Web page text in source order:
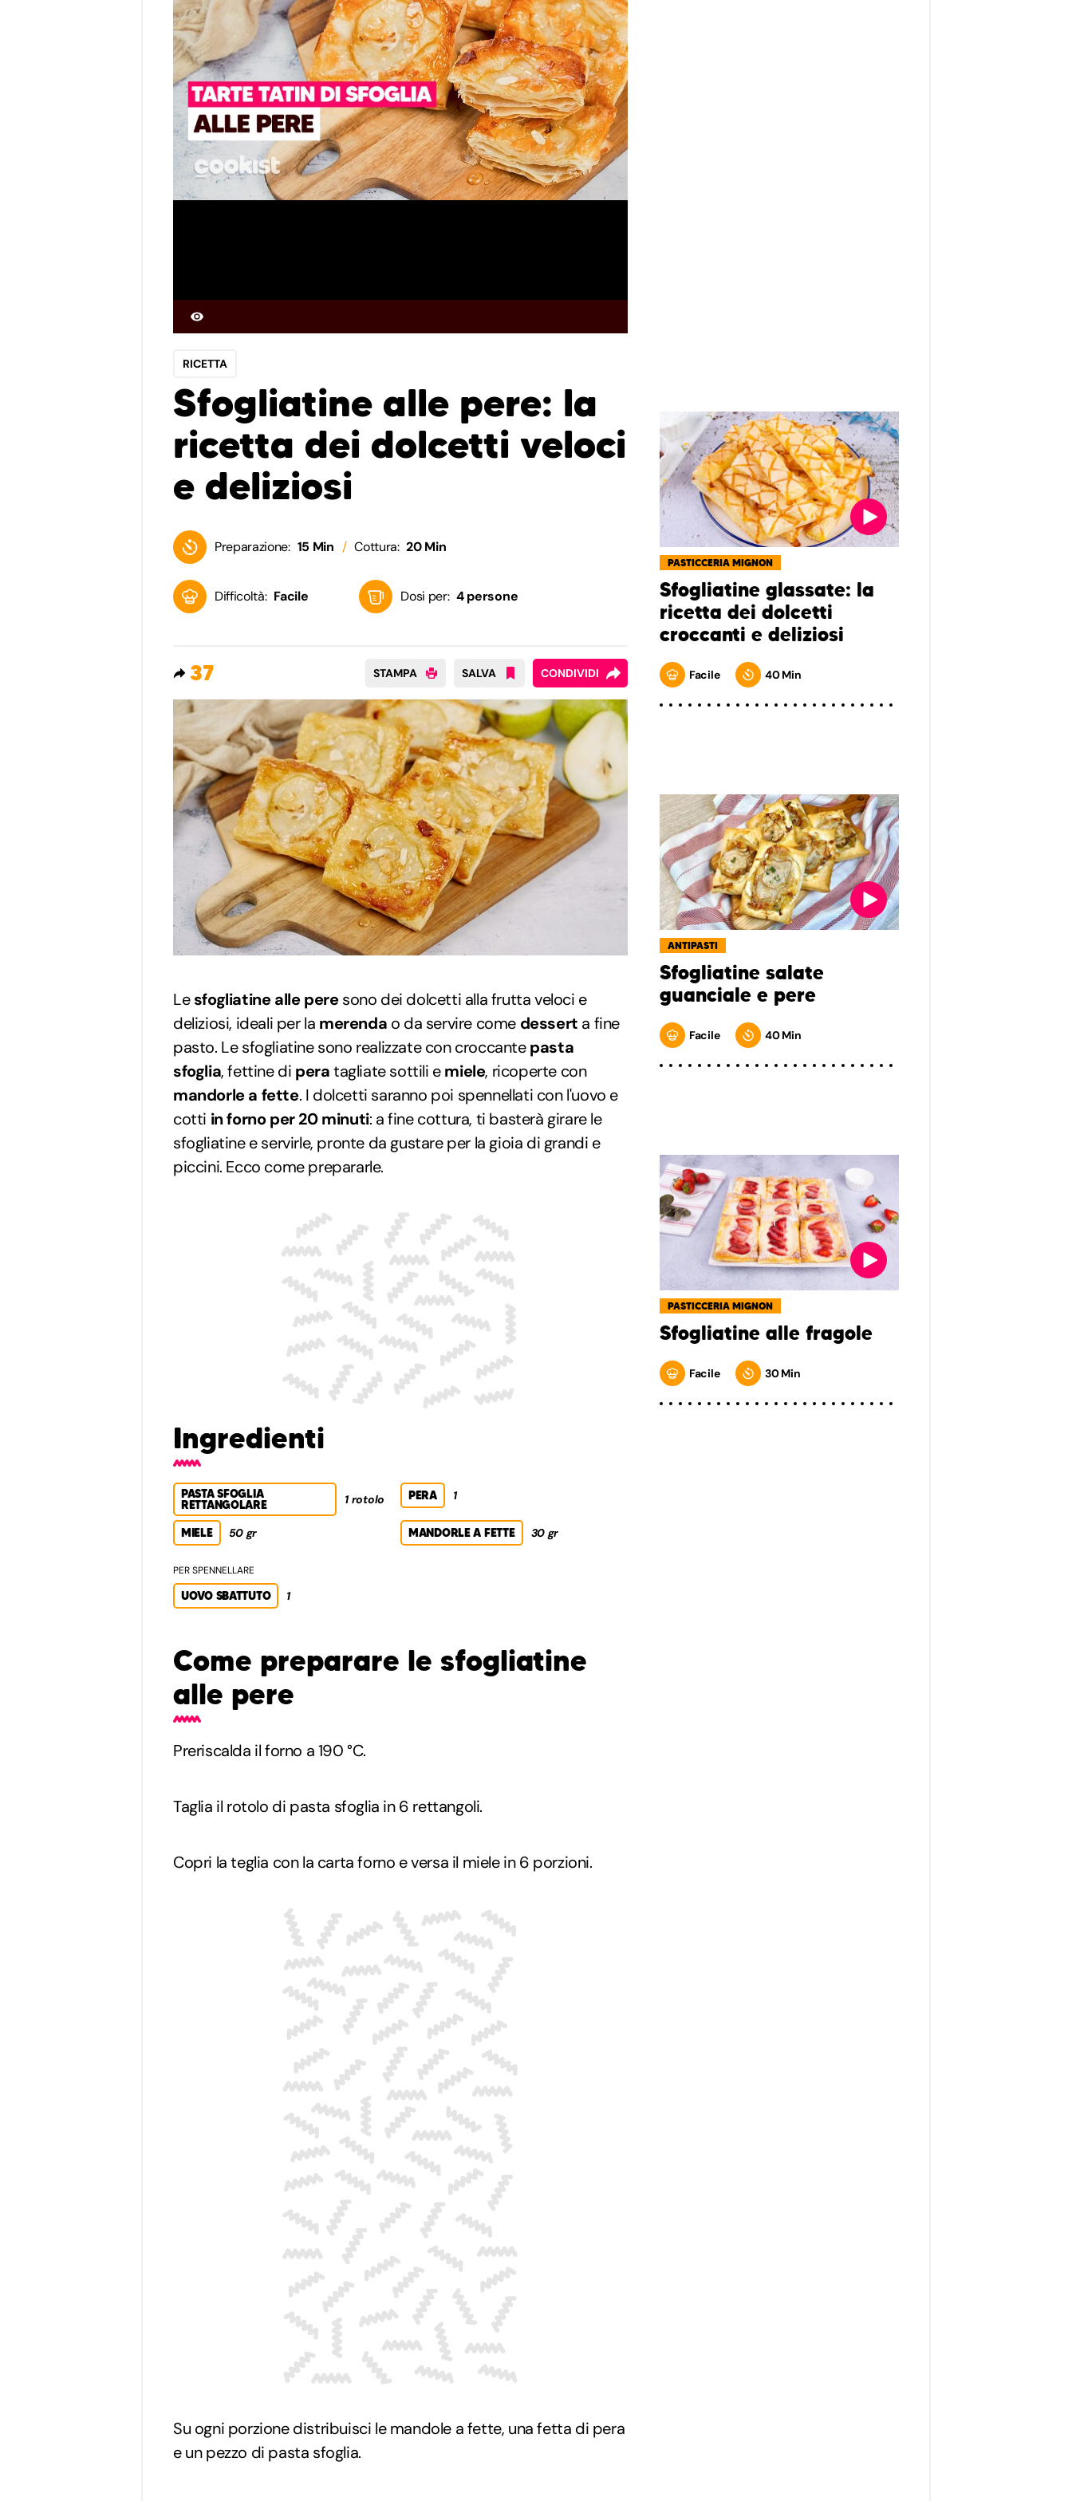
RICETTA
Sfogliatine alle pere: la
ricetta dei dolcetti veloci
e deliziosi
Preparazione: 15 Min Cottura: 20 Min
Difficoltà: Facile Dosi per: 4 persone
37 STAMPA SALVA CONDIVIDI
Lesfogliatine alle peresono dei dolcetti alla frutta veloci e
deliziosi, ideali per la merenda o da servire come dessert a fine
pasto. Le sfogliatine sono realizzate con croccantepasta
sfoglia, fettine di peratagliate sottili emiele, ricoperte con
mandorle a fette. I dolcetti saranno poi spennellati con l'uovo e
cotti in forno per 20 minuti: a fine cottura, ti basterà girare le
sfogliatine e servirle, pronte da gustare per la gioia di grandi e
piccini. Ecco come prepararle.
Ingredienti
PASTA SFOGLIA
RETTANGOLARE 1 rotolo PERA 1
MIELE 50 gr MANDORLE A FETTE 30 gr
PER SPENNELLARE
UOVO SBATTUTO 1
Come preparare le sfogliatine
alle pere
Preriscalda il forno a 190 °C.
Taglia il rotolo di pasta sfoglia in 6 rettangoli.
Copri la teglia con la carta forno e versa il miele in 6 porzioni.
Su ogni porzione distribuisci le mandole a fette, una fetta di pera
e un pezzo di pasta sfoglia.
PASTICCERIA MIGNON
Sfogliatine glassate: la
ricetta dei dolcetti
croccanti e deliziosi
Facile 40 Min
ANTIPASTI
Sfogliatine salate
guanciale e pere
Facile 40 Min
PASTICCERIA MIGNON
Sfogliatine alle fragole
Facile 30 Min